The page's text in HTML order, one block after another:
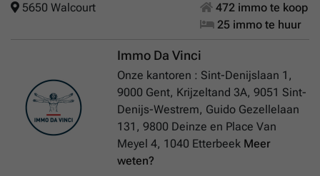
5650 Walcourt
472 immo te koop
25 immo te huur
Immo Da Vinci
Onze kantoren : Sint-Denijslaan 1,
9000 Gent, Krijzeltand 3A, 9051 Sint-
Denijs-Westrem, Guido Gezellelaan
131, 9800 Deinze en Place Van
Meyel 4, 1040 Etterbeek Meer
weten?